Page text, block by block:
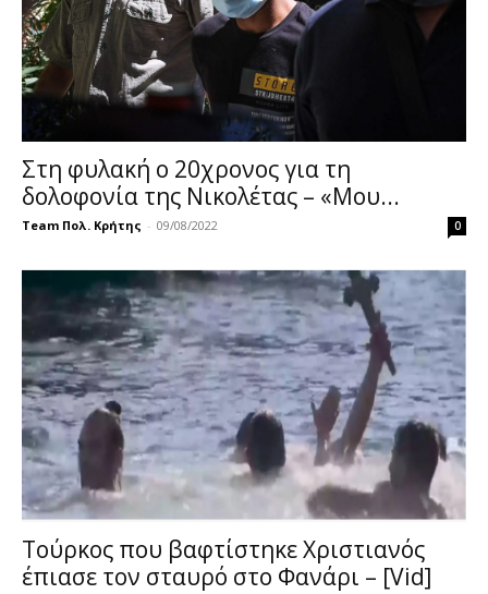
Στη φυλακή ο 20χρονος για τη
δολοφονία της Νικολέτας – «Μου...
Team Πολ. Κρήτης - 09/08/2022 0
Τούρκος που βαφτίστηκε Χριστιανός
έπιασε τον σταυρό στο Φανάρι – [Vid]